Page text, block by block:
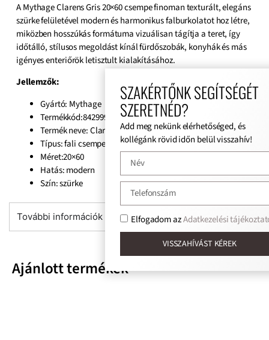
A Mythage Clarens Gris 20×60 csempe finoman texturált, elegáns
szürke felületével modern és harmonikus falburkolatot hoz létre,
miközben hosszúkás formátuma vizuálisan tágítja a teret, így
időtálló, stílusos megoldást kínál fürdőszobák, konyhák és más
igényes enteriőrök letisztult kialakításához.
Jellemzők:
Gyártó: Mythage
Termékkód:8429991687816
Termék neve: Clarens Gris
Típus: fali csempe
Méret:20×60
Hatás: modern
Szín: szürke
További információk
Ajánlott termékek
SZAKÉRTŐNK SEGÍTSÉGÉT
SZERETNÉD?
Add meg nekünk elérhetőséged, és
kollégánk rövid időn belül visszahív!
Elfogadom azAdatkezelési
VISSZAHÍVÁST KÉREK